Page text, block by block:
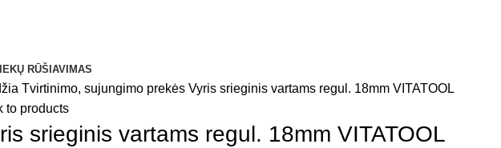
RŪŠIAVIMAS
Tvirtinimo, sujungimo prekės Vyris srieginis vartams regul. 18mm VITATOOL
to products
srieginis vartams regul. 18mm VITATOOL